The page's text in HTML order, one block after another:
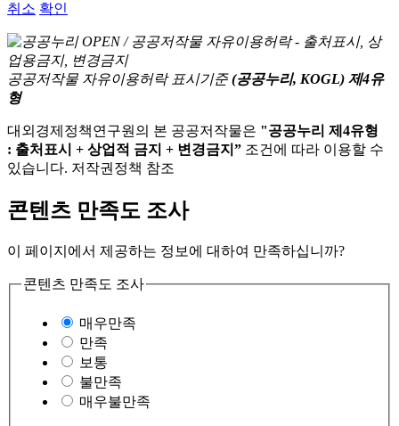
취소 확인
공공저작물 자유이용허락 표시기준 (공공누리, KOGL) 제4유
형
대외경제정책연구원의 본 공공저작물은 "공공누리 제4유형
: 출처표시 + 상업적 금지 + 변경금지” 조건에 따라 이용할 수
있습니다. 저작권정책 참조
콘텐츠 만족도 조사
이 페이지에서 제공하는 정보에 대하여 만족하십니까?
콘텐츠 만족도 조사
매우만족
만족
보통
불만족
매우불만족